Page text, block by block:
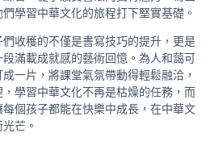
學習中華文化的旅程打下堅實基礎。
收穫的不僅是書寫技巧的提升，更是
滿載成就感的藝術回憶。為人和藹可
一片，將課堂氣氛帶動得輕鬆融洽，
學習中華文化不再是枯燥的任務，而
個孩子都能在快樂中成長，在中華文
芒。